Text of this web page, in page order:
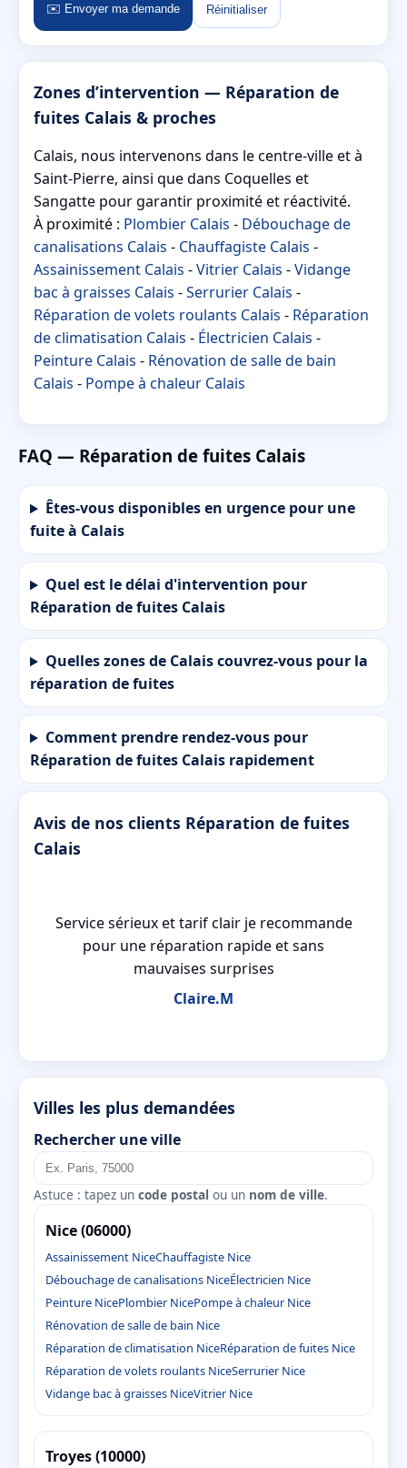
✉️ Envoyer ma demande Réinitialiser
Zones d’intervention — Réparation de
fuites Calais & proches
Calais, nous intervenons dans le centre-ville et à
Saint-Pierre, ainsi que dans Coquelles et
Sangatte pour garantir proximité et réactivité.
À proximité : Plombier Calais - Débouchage de
canalisations Calais - Chauffagiste Calais -
Assainissement Calais -Vitrier Calais -Vidange
bac à graisses Calais -Serrurier Calais -
Réparation de volets roulants Calais - Réparation
de climatisation Calais - Électricien Calais -
Peinture Calais - Rénovation de salle de bain
Calais - Pompe à chaleur Calais
FAQ — Réparation de fuites Calais
Êtes-vous disponibles en urgence pour une
fuite à Calais
Quel est le délai d'intervention pour
Réparation de fuites Calais
Quelles zones de Calais couvrez-vous pour la
réparation de fuites
Comment prendre rendez-vous pour
Réparation de fuites Calais rapidement
Avis de nos clients Réparation de fuites
Calais
Service sérieux et tarif clair je recommande
pour une réparation rapide et sans
mauvaises surprises
Claire.M
Villes les plus demandées
Rechercher une ville
Astuce : tapez un code postal ou un nom de ville.
Nice (06000)
Assainissement NiceChauffagiste Nice
Débouchage de canalisations NiceÉlectricien Nice
Peinture NicePlombier NicePompe à chaleur Nice
Rénovation de salle de bain Nice
Réparation de climatisation NiceRéparation de fuites Nice
Réparation de volets roulants NiceSerrurier Nice
Vidange bac à graisses NiceVitrier Nice
Troyes (10000)